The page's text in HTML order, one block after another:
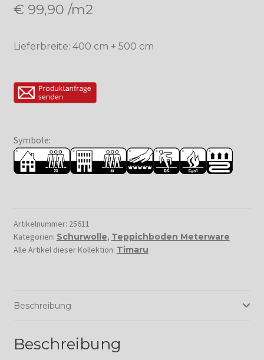
€ 99,90 /m2
Lieferbreite: 400 cm + 500 cm
Symbole:
Artikelnummer: 25611
Kategorien: Schurwolle, Teppichboden Meterware
Alle Artikel dieser Kollektion: Timaru
Beschreibung
Beschreibung